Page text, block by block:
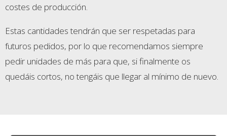
costes de producción.
Estas cantidades tendrán que ser respetadas para
futuros pedidos, por lo que recomendamos siempre
pedir unidades de más para que, si finalmente os
quedáis cortos, no tengáis que llegar al mínimo de nuevo.